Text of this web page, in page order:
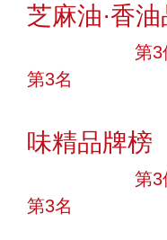
芝麻油·香
第3
第3名
味精品牌榜
第3
第3名